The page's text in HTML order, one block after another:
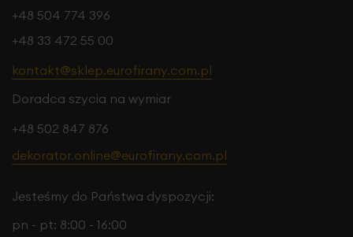
+48 504 774 396
+48 33 472 55 00
kontakt@sklep.eurofirany.com.pl
Doradca szycia na wymiar
+48 502 847 876
dekorator.online@eurofirany.com.pl
Jesteśmy do Państwa dyspozycji:
pn - pt: 8:00 - 16:00